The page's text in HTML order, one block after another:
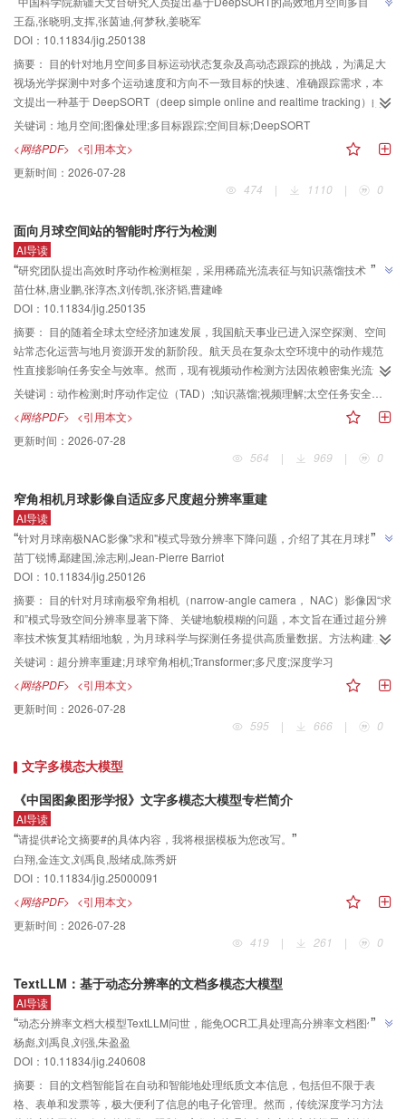
使传统成像模型失效，基于精确运动约束的补偿算法可有效抑制成像散焦，月
面成像实验进一步验证了考虑运动约束模型的重要性。结论发展基于不同轨道
及姿态变化模型约束下的目标成像与智能认知方法，是实现地月空间物体高稳
健探测的核心路径，对构建深空探测体系具有重要意义。
动跟踪方法，"能够跟踪轨迹交叉的多目标，且在暗弱目标偶尔未提取或断续消
失的复杂场景中，仍能准确跟踪多目标"，为深空探测光学跟踪体系建设奠定了
基础。 ”
王磊,张晓明,支挥,张茵迪,何梦秋,姜晓军
DOI： 10.11834/jig.250138
摘要： 目的针对地月空间多目标运动状态复杂及高动态跟踪的挑战，为满足大
视场光学探测中对多个运动速度和方向不一致目标的快速、准确跟踪需求，本
文提出一种基于 DeepSORT（deep simple online and realtime tracking）的
高效地月空间多目标自动跟踪方法。方法首先根据目标的形态特征生成自适应
检测框，并针对不同类别目标配置差异化的检测框策略，同时结合特征提取技
术计算运动目标的表观信息，将其融入DeepSORT算法框架，显著提升了多目
标跟踪的准确性和实时性。结果仿真目标跟踪模式下的图像实验结果表明，该
方法的多目标跟踪准确度达到95.0%，IDF1分数为96.2%。新疆天文台南山1 m
度达到91.5%，IDF1分数为91.7%，4 k × 4 k图像的处理时间约为0.53 s/帧，并
且在目标消失和轨迹交叉等复杂场景下表现出较强的鲁棒性。结论该方法能够
跟踪轨迹交叉的多目标，且在暗弱目标偶尔未提取或断续消失的复杂场景中，
仍能准确跟踪多目标。
关键词： 地月空间;图像处理;多目标跟踪;空间目标;DeepSORT
<网络PDF> <引用本文>
更新时间： 2026-07-28
474
| 1110 | 0
面向月球空间站的智能时序行为检测
AI导读
“研究团队提出高效时序动作检测框架，采用稀疏光流表征与知识蒸馏技术，将
光流计算耗时缩减至传统方法的1/4，总处理时间从132.1 h降至32.5 h，平均精
度均值从60.7%提升至61.5%，为航天员动作检测提供轻量化、高精度解决方
案。
”
苗仕林,唐业鹏,张淳杰,刘传凯,张济韬,曹建峰
DOI： 10.11834/jig.250135
摘要： 目的随着全球太空经济加速发展，我国航天事业已进入深空探测、空间
站常态化运营与地月资源开发的新阶段。航天员在复杂太空环境中的动作规范
性直接影响任务安全与效率。然而，现有视频动作检测方法因依赖密集光流计
算，存在高计算成本与实时性不足的瓶颈，难以满足航天任务中长时间、高精
度动作监测的需求。方法为解决上述问题，提出一种高效时序动作检测框架，
旨在通过稀疏光流表征与知识蒸馏技术，提升航天员训练与工作视频的动作检
测效率，为太空任务中实时操作反馈、虚拟训练系统优化提供技术支持。本文
方法采用稀疏光流表征，规避密集光流的高内存开销，缩短光流提取时间。通
度。​结果该方法输入相对稀疏的光流，将光流计算耗时缩减至传统密集光流的
1/4，总处理时间从132.1 h显著降低至32.5 h，有效规避了密集光流计算的高内
存和计算成本。在检测精度方面，通过设计知识蒸馏机制，将平均精度均值从
60.7%提升至61.5%，超越了基准模型的性能指标，验证了稀疏采样策略的计算
效率优势与蒸馏网络在特征增强方面的有效性，实现了精度与效能的同步提
升。结论本文为航天员动作检测提供了一种轻量化、高精度的解决方案，可实
现快速高效动作定位，有助于实现太空情景下的高效航天员动作检测。
关键词： 动作检测;时序动作定位（TAD）;知识蒸馏;视频理解;太空任务安全监测
<网络PDF> <引用本文>
更新时间： 2026-07-28
564
| 969 | 0
窄角相机月球影像自适应多尺度超分辨率重建
AI导读
“针对月球南极NAC影像"求和"模式导致分辨率下降问题，介绍了其在月球探测
领域的研究进展，研究团队建立了融合CNN与Transformer的多尺度超分辨率模
型，为解决月表精细地貌重建问题提供解决方案。
”
苗丁锐博,鄢建国,涂志刚,Jean-Pierre Barriot
DOI： 10.11834/jig.250126
摘要： 目的针对月球南极窄角相机（narrow-angle camera， NAC）影像因“求
和”模式导致空间分辨率显著下降、关键地貌模糊的问题，本文旨在通过超分辨
率技术恢复其精细地貌，为月球科学与探测任务提供高质量数据。方法构建模
拟NAC“求和”模式下多尺度退化的月球影像数据集，通过模拟“求和”模式得到包
含2倍、3倍和4倍下采样的退化影像，用于模型训练和验证。进一步，提出融合
卷积神经网络（convolutional neural network， CNN）与Transformer的多尺
度超分辨率模型（multi-scale super resolution Transformer， MSRT）。其创
新性在于采用共享Transformer骨干提取跨尺度深度特征，并为各尺度设计独立
化的适应性与精度，兼顾模型复杂度。结果实验结果表明，MSRT在2倍、3倍
及4倍超分任务中均显著优于对比方法。在最具挑战的4×任务（2 m/像素→0.5
m/像素）中，峰值信噪比（peak signal-to-noise ratio， PSNR）达28.73 dB，
结构相似性指数（structural similarity index， SSIM）为0.923。消融研究验证
了模型设计的有效性。可视化结果证实MSRT能有效抑制伪影，清晰重建小型陨
石坑、岩块等精细月表地貌。结论本文提出的MSRT模型有效解决了月球NAC
影像多尺度退化问题，可显著提升月表微小地貌特征的重建质量，为精细地质
分析、着陆区评估和巡视器安全路径规划提供了高质量的数据支持和技术保
障。
关键词： 超分辨率重建;月球窄角相机;Transformer;多尺度;深度学习
<网络PDF> <引用本文>
更新时间： 2026-07-28
595
| 666 | 0
文字多模态大模型
《中国图象图形学报》文字多模态大模型专栏简介
AI导读
“请提供#论文摘要#的具体内容，我将根据模板为您改写。 ”
白翔,金连文,刘禹良,殷绪成,陈秀妍
DOI： 10.11834/jig.25000091
<网络PDF> <引用本文>
更新时间： 2026-07-28
419
| 261 | 0
TextLLM：基于动态分辨率的文档多模态大模型
AI导读
“动态分辨率文档大模型TextLLM问世，能免OCR工具处理高分辨率文档图像，
在多个文档理解基准测试中取得显著性能提升，为文档智能处理提供了高效准
确的新方案。”
”
杨彪,刘禹良,刘强,朱盈盈
DOI： 10.11834/jig.240608
摘要： 目的文档智能旨在自动和智能地处理纸质文本信息，包括但不限于表
格、表单和发票等，极大便利了信息的电子化管理。然而，传统深度学习方法